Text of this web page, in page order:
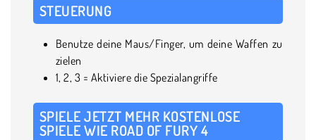
STEUERUNG
Benutze deine Maus/Finger, um deine Waffen zu
zielen
1, 2, 3 = Aktiviere die Spezialangriffe
SPIELE JETZT MEHR KOSTENLOSE
SPIELE WIE ROAD OF FURY 4